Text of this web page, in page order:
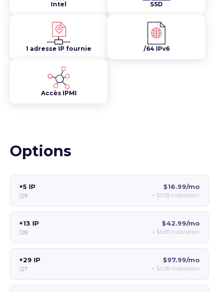
Intel SSD
1 adresse IP fournie /64 IPv6
Accès IPMI
Options
+5 IP
/29
$16.99/mo
+ $5.99 Installation
+13 IP
/28
$42.99/mo
+ $5.99 Installation
+29 IP
/27
$97.99/mo
+ $5.99 Installation